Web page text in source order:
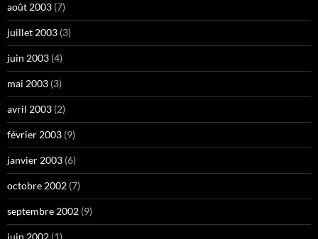
août 2003 (7)
juillet 2003 (3)
juin 2003 (4)
mai 2003 (3)
avril 2003 (2)
février 2003 (9)
janvier 2003 (6)
octobre 2002 (7)
septembre 2002 (9)